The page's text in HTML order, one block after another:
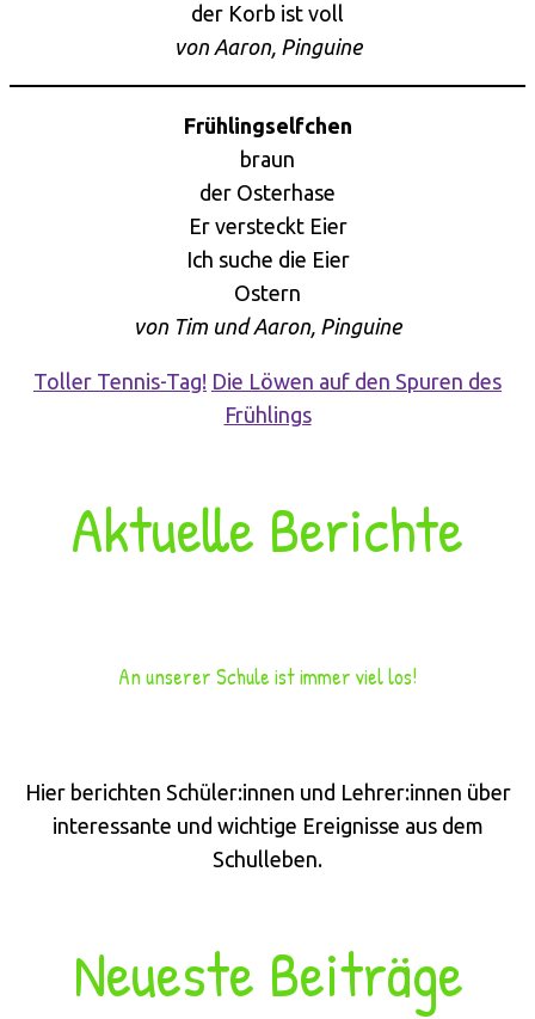
der Korb ist voll
von Aaron, Pinguine
Frühlingselfchen
braun
der Osterhase
Er versteckt Eier
Ich suche die Eier
Ostern
von Tim und Aaron, Pinguine
Toller Tennis-Tag! Die Löwen auf den Spuren des
Frühlings
Aktuelle Berichte
An unserer Schule ist immer viel los!
Hier berichten Schüler:innen und Lehrer:innen über
interessante und wichtige Ereignisse aus dem
Schulleben.
Neueste Beiträge